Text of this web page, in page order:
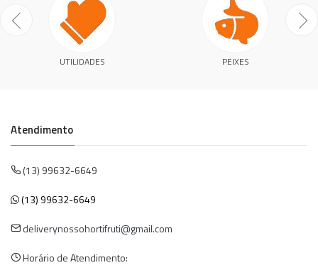
UTILIDADES PEIXES
Atendimento
(13) 99632-6649
(13) 99632-6649
deliverynossohortifruti@gmail.com
Horário de Atendimento: